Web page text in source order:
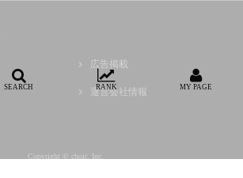
広告掲載
運営会社情報
Copyright © choir, Inc.
SEARCH RANK MY PAGE